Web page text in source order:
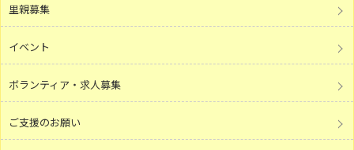
里親募集
イベント
ボランティア・求人募集
ご支援のお願い